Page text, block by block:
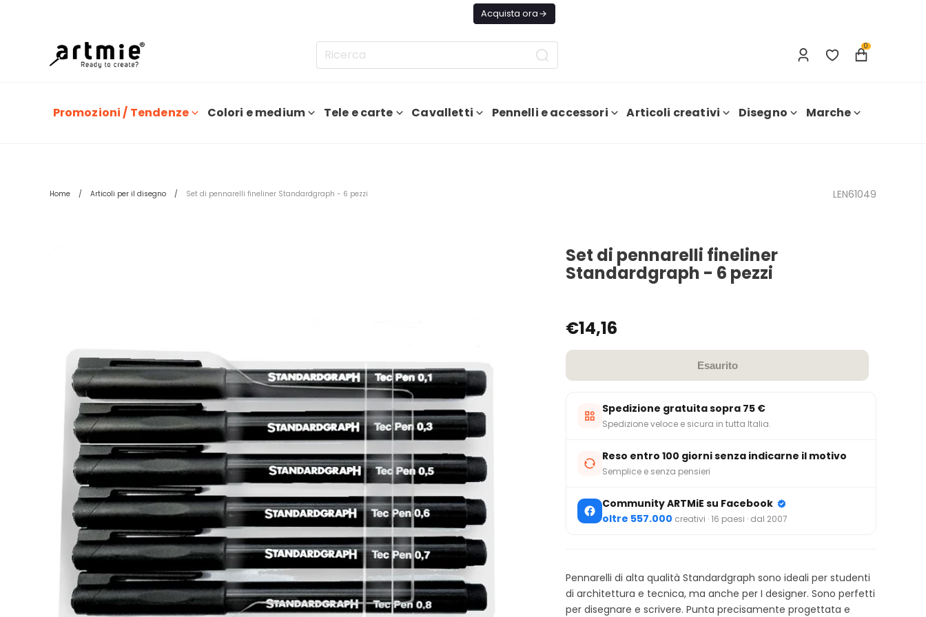
Acquista ora
0
Promozioni / Tendenze Colori e medium Tele e carte Cavalletti Pennelli e accessori Articoli creativi Disegno Marche
Home Articoli per il disegno Set di pennarelli fineliner Standardgraph - 6 pezzi LEN61049
Set di pennarelli fineliner
Standardgraph - 6 pezzi
€14,16
Esaurito
Spedizione gratuita sopra 75 €
Spedizione veloce e sicura in tutta Italia.
Reso entro 100 giorni senza indicarne il motivo
Semplice e senza pensieri
Community ARTMiE su Facebook
oltre 557.000 creativi · 16 paesi · dal 2007
Pennarelli di alta qualità Standardgraph sono ideali per studenti
di architettura e tecnica, ma anche per I designer. Sono perfetti
per disegnare e scrivere. Punta precisamente progettata e